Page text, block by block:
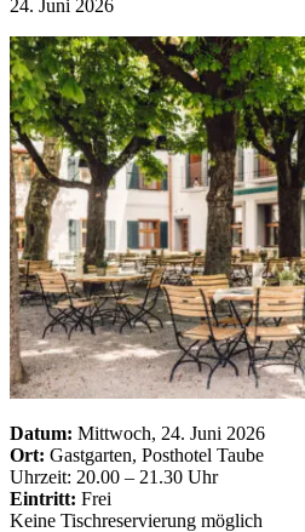
24. Juni 2026
Datum: Mittwoch, 24. Juni 2026
Ort: Gastgarten, Posthotel Taube
Uhrzeit: 20.00 – 21.30 Uhr
Eintritt: Frei
Keine Tischreservierung möglich